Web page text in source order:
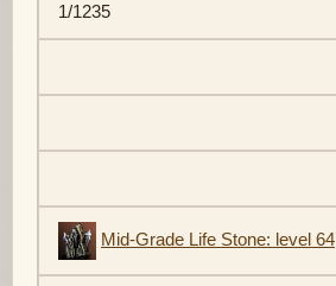
1/1235
Mid-Grade Life Stone: level 64